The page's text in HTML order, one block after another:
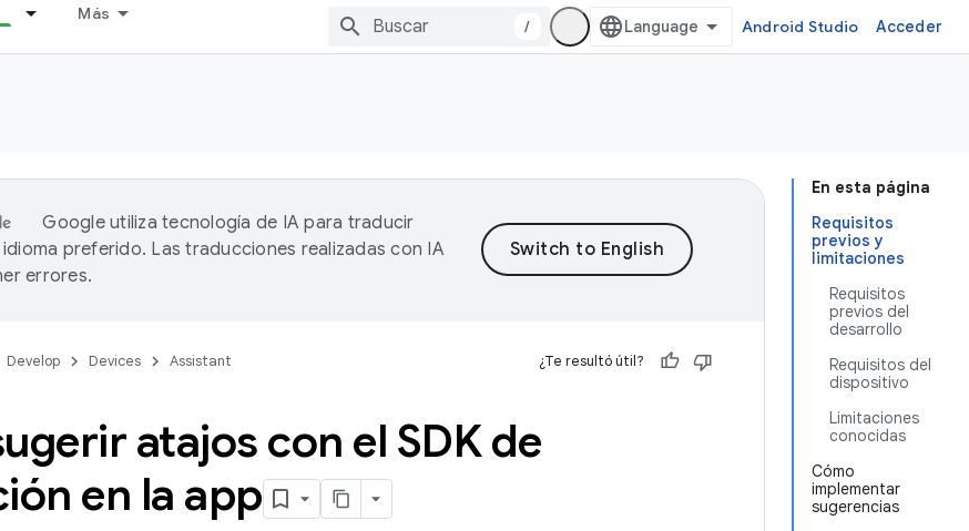
Más
/ Android Studio Acceder
En esta página
Requisitos
previos y
limitaciones
Requisitos
previos del
desarrollo
Requisitos del
dispositivo
Limitaciones
conocidas
Cómo
implementar
sugerencias
Google utiliza tecnología de IA para traducir
preferido. Las traducciones realizadas con IA
errores.
Develop Devices Assistant ¿Te resultó útil?
atajos con el SDK de
en la app